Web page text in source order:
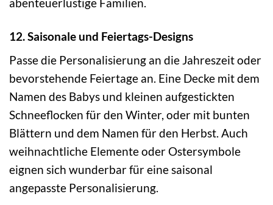
12. Saisonale und Feiertags-Designs
Passe die Personalisierung an die Jahreszeit oder
bevorstehende Feiertage an. Eine Decke mit dem
Namen des Babys und kleinen aufgestickten
Schneeflocken für den Winter, oder mit bunten
Blättern und dem Namen für den Herbst. Auch
weihnachtliche Elemente oder Ostersymbole
eignen sich wunderbar für eine saisonal
angepasste Personalisierung.